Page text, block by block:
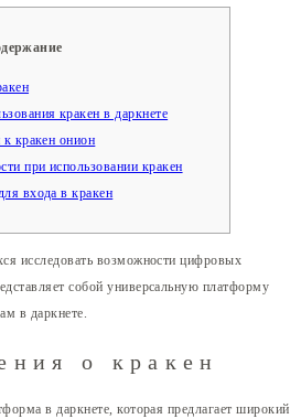
кракен в даркнете
кракен онион
при использовании кракен
входа в кракен
исследовать возможности цифровых
собой универсальную платформу
в даркнете.
о кракен
в даркнете, которая предлагает широкий